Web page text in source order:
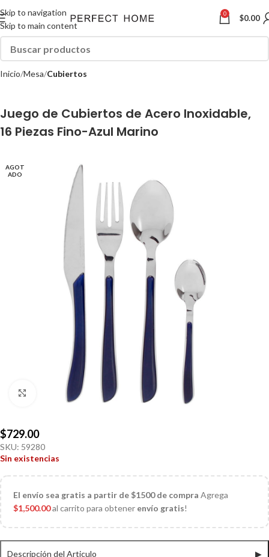
Skip to navigation
Skip to main content
0 $0.00
Inicio Mesa Cubiertos
Juego de Cubiertos de Acero Inoxidable,
16 Piezas Fino-Azul Marino
AGOT
ADO
Click to enlarge
$729.00
SKU: 59280
Sin existencias
El envío sea gratis a partir de $1500 de compra Agrega
$1,500.00al carrito para obtener envío gratis!
Descripción del Articulo ▶